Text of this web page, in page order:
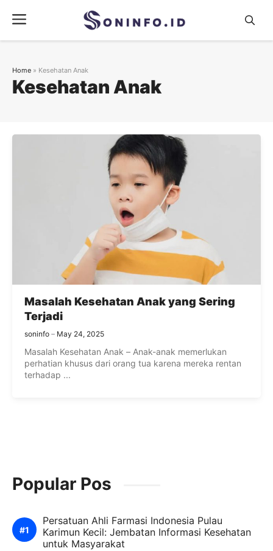
content
Menu
Kesehatan Anak
Home » Kesehatan Anak
Masalah Kesehatan Anak yang Sering
Terjadi
soninfo May 24, 2025
Masalah Kesehatan Anak – Anak-anak memerlukan
perhatian khusus dari orang tua karena mereka rentan
terhadap ...
Popular Pos
Persatuan Ahli Farmasi Indonesia Pulau
Karimun Kecil: Jembatan Informasi Kesehatan
untuk Masyarakat